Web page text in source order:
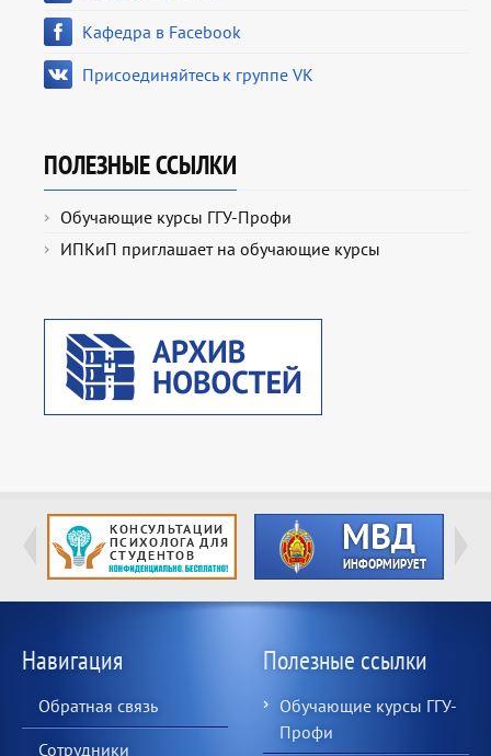
Кафедра в Facebook
Присоединяйтесь к группе VK
ПОЛЕЗНЫЕ ССЫЛКИ
Обучающие курсы ГГУ-Профи
ИПКиП приглашает на обучающие курсы
Навигация
Обратная связь
Сотрудники
Полезные ссылки
Обучающие курсы ГГУ-
Профи